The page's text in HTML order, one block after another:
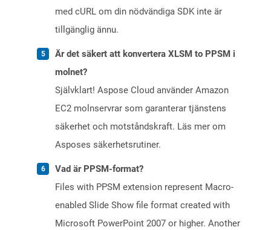
med cURL om din nödvändiga SDK inte är
tillgänglig ännu.
Är det säkert att konvertera XLSM to PPSM i
molnet?
Självklart! Aspose Cloud använder Amazon
EC2 molnservrar som garanterar tjänstens
säkerhet och motståndskraft. Läs mer om
Asposes säkerhetsrutiner.
Vad är PPSM-format?
Files with PPSM extension represent Macro-
enabled Slide Show file format created with
Microsoft PowerPoint 2007 or higher. Another